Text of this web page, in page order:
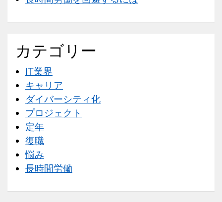
カテゴリー
IT業界
キャリア
ダイバーシティ化
プロジェクト
定年
復職
悩み
長時間労働